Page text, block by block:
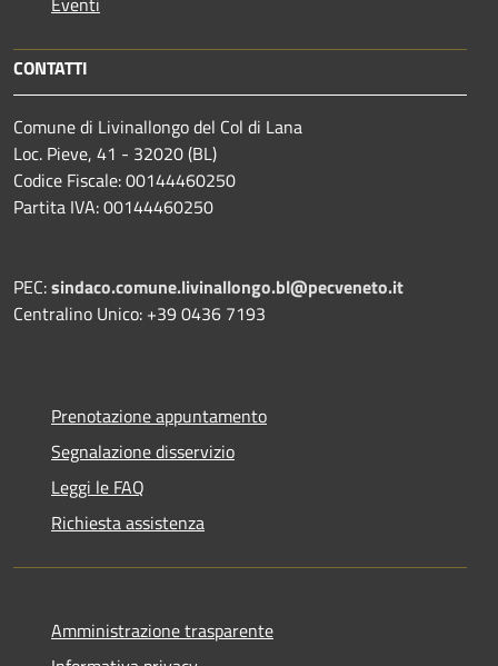
CONTATTI
Comune di Livinallongo del Col di Lana
Loc. Pieve, 41 - 32020 (BL)
Codice Fiscale: 00144460250
Partita IVA: 00144460250
PEC:sindaco.comune.livinallongo.bl@pecveneto.it
Centralino Unico: +39 0436 7193
Prenotazione appuntamento
Segnalazione disservizio
Leggi le FAQ
Richiesta assistenza
Amministrazione trasparente